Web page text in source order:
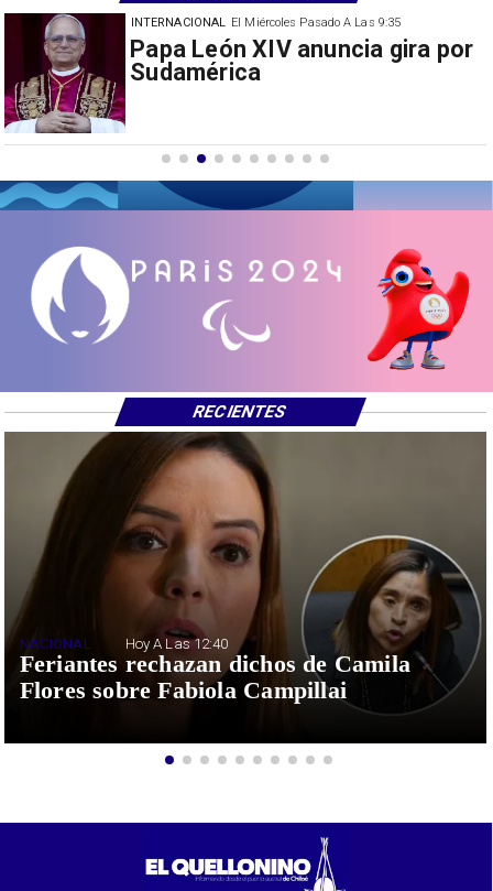
El Miércoles Pasado A Las 9:35
China restringe exportación
drones a EEUU y sanciona
INTERNACIONAL
Feriantes rechazan dichos de Camila
Flores sobre Fabiola Campillai
NACIONAL Hoy A Las 12:40
RECIENTES